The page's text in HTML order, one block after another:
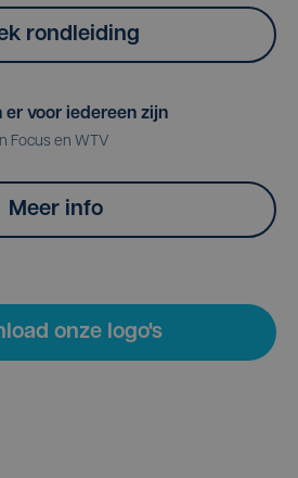
rondleiding
er voor iedereen zijn
Focus en WTV
Meer info
onze logo's